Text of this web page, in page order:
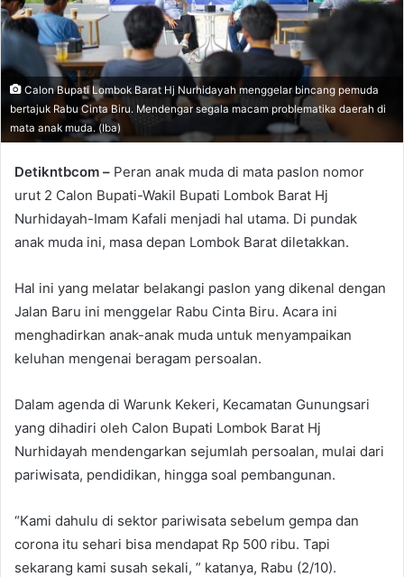
Calon Bupati Lombok Barat Hj Nurhidayah menggelar bincang pemuda
bertajuk Rabu Cinta Biru. Mendengar segala macam problematika daerah di
mata anak muda. (Iba)
Detikntbcom – Peran anak muda di mata paslon nomor
urut 2 Calon Bupati-Wakil Bupati Lombok Barat Hj
Nurhidayah-Imam Kafali menjadi hal utama. Di pundak
anak muda ini, masa depan Lombok Barat diletakkan.
Hal ini yang melatar belakangi paslon yang dikenal dengan
Jalan Baru ini menggelar Rabu Cinta Biru. Acara ini
menghadirkan anak-anak muda untuk menyampaikan
keluhan mengenai beragam persoalan.
Dalam agenda di Warunk Kekeri, Kecamatan Gunungsari
yang dihadiri oleh Calon Bupati Lombok Barat Hj
Nurhidayah mendengarkan sejumlah persoalan, mulai dari
pariwisata, pendidikan, hingga soal pembangunan.
“Kami dahulu di sektor pariwisata sebelum gempa dan
corona itu sehari bisa mendapat Rp 500 ribu. Tapi
sekarang kami susah sekali, ” katanya, Rabu (2/10).